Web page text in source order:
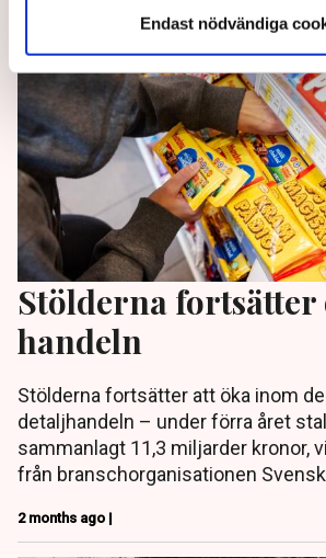
Endast nödvändiga
Stölderna fortsätter
handeln
Stölderna fortsätter att öka inom
detaljhandeln – under förra året
sammanlagt 11,3 miljarder kronor,
från branschorganisationen
2 months ago |